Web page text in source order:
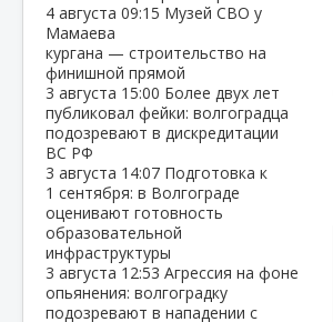
4 августа 09:15 Музей СВО у
Мамаева
кургана — строительство на
финишной прямой
3 августа 15:00 Более двух лет
публиковал фейки: волгоградца
подозревают в дискредитации
ВС РФ
3 августа 14:07 Подготовка к
1 сентября: в Волгограде
оценивают готовность
образовательной
инфраструктуры
3 августа 12:53 Агрессия на фоне
опьянения: волгоградку
подозревают в нападении с